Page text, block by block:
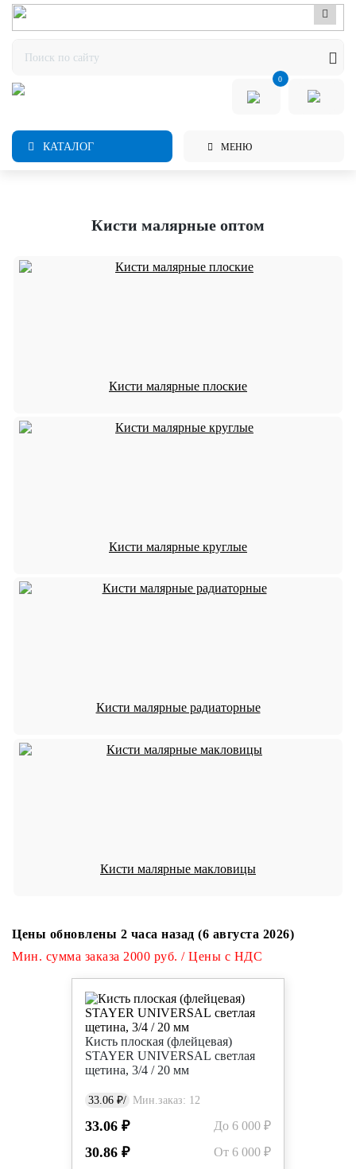
0
КАТАЛОГ МЕНЮ
Кисти малярные оптом
Кисти малярные плоские
Кисти малярные круглые
Кисти малярные радиаторные
Кисти малярные макловицы
Цены обновлены 2 часа назад (6 августа 2026)
Мин. сумма заказа 2000 руб. / Цены с НДС
Кисть плоская (флейцевая)
STAYER UNIVERSAL светлая
щетина, 3/4 / 20 мм
33.06 ₽/ Мин.заказ: 12
33.06 ₽ До 6 000 ₽
30.86 ₽ От 6 000 ₽